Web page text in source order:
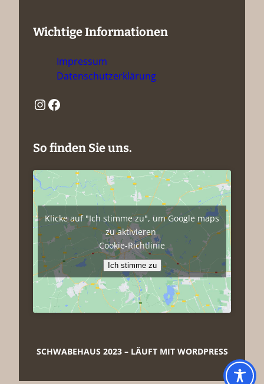
Wichtige Informationen
Impressum
Datenschutzerklärung
InstagramFacebook
So finden Sie uns.
Klicke auf "Ich stimme zu", um Google maps
zu aktivieren
Cookie-Richtlinie
Ich stimme zu
SCHWABEHAUS 2023– LÄUFT MIT WORDPRESS